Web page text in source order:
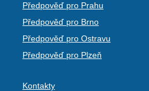
Předpověď pro Prahu
Předpověď pro Brno
Předpověď pro Ostravu
Předpověď pro Plzeň
Kontakty